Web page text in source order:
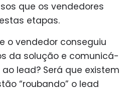
que os vendedores
etapas.
o vendedor conseguiu
da solução e comunicá-
lead? Será que existem
“roubando” o lead